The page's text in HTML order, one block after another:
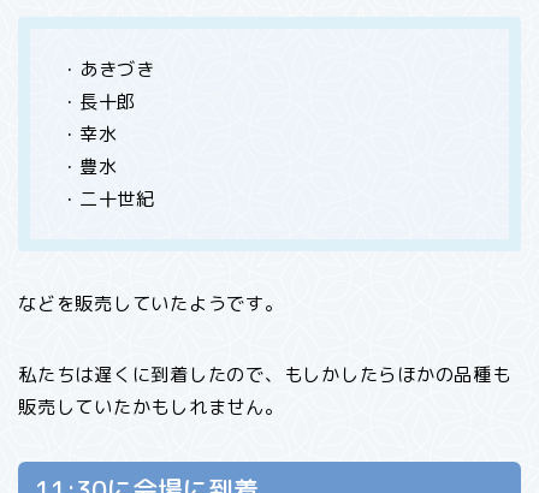
・あきづき
・長十郎
・幸水
・豊水
・二十世紀
などを販売していたようです。
私たちは遅くに到着したので、もしかしたらほかの品種も
販売していたかもしれません。